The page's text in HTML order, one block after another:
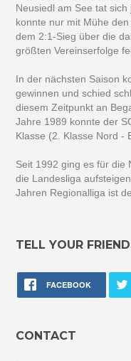
Neusiedl am See tat
konnte nur mit Mühe
dem 2:1-Sieg über die
größten Vereinserfolge
In der nächsten Saison
gewinnen und schied
diesem Zeitpunkt an
Jahre 1989 konnte der
Klasse (2. Klasse Nord -
Seit 1992 ging es für die
die Landesliga
Jahren Regionalliga ist
TELL YOUR
FACEBOOK
CONTACT